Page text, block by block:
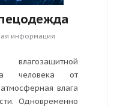
информация
человека от
влага
Одновременно